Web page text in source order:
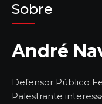
Sobre
André
Defensor Público
Palestrante